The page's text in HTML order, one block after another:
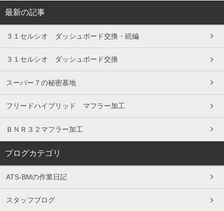
最新の記事
３１セルシオ ダッシュボード交換・続編
３１セルシオ ダッシュボード交換
スーパー７の秘密基地
フリードハイブリッド マフラー加工
ＢＮＲ３２マフラー加工
ブログカテゴリ
ATS-BMの作業日記
スタッフブログ